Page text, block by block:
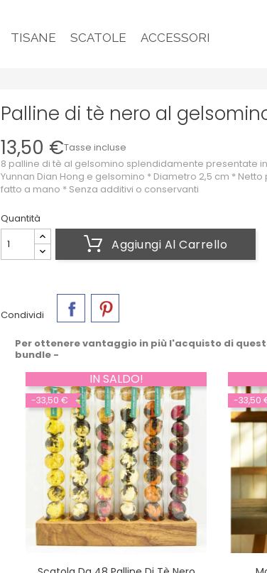
TISANE SCATOLE ACCESSORI
Palline di tè nero al
13,50 €Tasse incluse
8 palline di tè al gelsomino splendidamente presentate
Yunnan Dian Hong e gelsomino * Diametro 2,5 cm * Netto
fatto a mano * Senza additivi o conservanti
Quantità
Aggiungi Al Carrello
Condividi
Per ottenere vantaggio in più l'acquisto di
bundle -
IN SALDO!
-33,50 € -33,50